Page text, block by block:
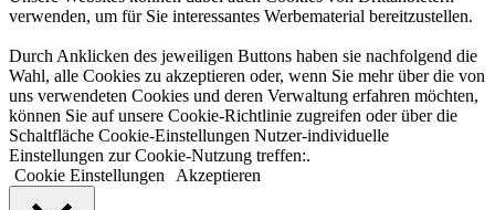
verwenden, um für Sie interessantes Werbematerial bereitzustellen.
Durch Anklicken des jeweiligen Buttons haben sie nachfolgend die
Wahl, alle Cookies zu akzeptieren oder, wenn Sie mehr über die von
uns verwendeten Cookies und deren Verwaltung erfahren möchten,
können Sie auf unsere Cookie-Richtlinie zugreifen oder über die
Schaltfläche Cookie-Einstellungen Nutzer-individuelle
Einstellungen zur Cookie-Nutzung treffen:.
Cookie Einstellungen
Akzeptieren